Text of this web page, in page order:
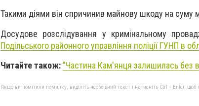
Такими діями він спричинив майнову шкоду на суму
Досудове розслідування у кримінальному
Подільського районного управління поліції ГУНП в
Читайте також: "Частина Кам'янця залишилась без
Якщо ви помітили помилку, виділіть необхідний текст і натисніть Ctrl + Enter, щоб